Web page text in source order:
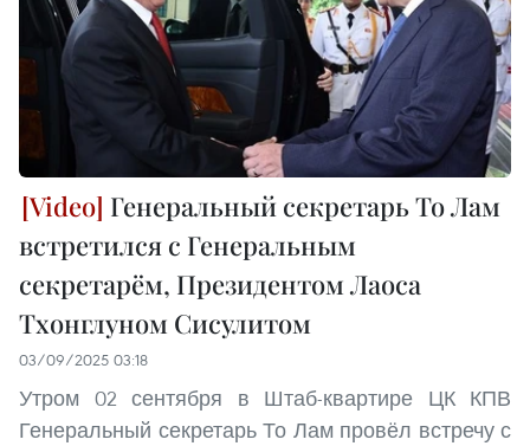
Генеральный секретарь То Лам
встретился с Генеральным
секретарём, Президентом Лаоса
Тхонглуном Сисулитом
03/09/2025 03:18
Утром 02 сентября в Штаб-квартире ЦК КПВ
Генеральный секретарь То Лам провёл встречу с